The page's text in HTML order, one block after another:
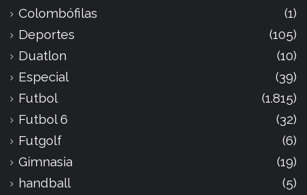
Colombófilas
(1)
Deportes
(105)
Duatlon
(10)
Especial
(39)
Futbol
(1.815)
Futbol 6
(32)
Futgolf
(6)
Gimnasia
(19)
handball
(5)